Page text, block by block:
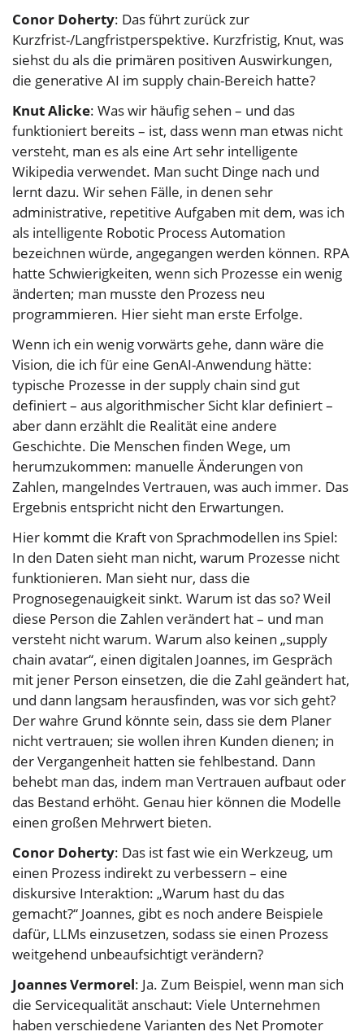
Conor Doherty: Das führt zurück zur
Kurzfrist-/Langfristperspektive. Kurzfristig, Knut, was
siehst du als die primären positiven Auswirkungen,
die generative AI im supply chain-Bereich hatte?
Knut Alicke: Was wir häufig sehen – und das
funktioniert bereits – ist, dass wenn man etwas nicht
versteht, man es als eine Art sehr intelligente
Wikipedia verwendet. Man sucht Dinge nach und
lernt dazu. Wir sehen Fälle, in denen sehr
administrative, repetitive Aufgaben mit dem, was ich
als intelligente Robotic Process Automation
bezeichnen würde, angegangen werden können. RPA
hatte Schwierigkeiten, wenn sich Prozesse ein wenig
änderten; man musste den Prozess neu
programmieren. Hier sieht man erste Erfolge.
Wenn ich ein wenig vorwärts gehe, dann wäre die
Vision, die ich für eine GenAI-Anwendung hätte:
typische Prozesse in der supply chain sind gut
definiert – aus algorithmischer Sicht klar definiert –
aber dann erzählt die Realität eine andere
Geschichte. Die Menschen finden Wege, um
herumzukommen: manuelle Änderungen von
Zahlen, mangelndes Vertrauen, was auch immer. Das
Ergebnis entspricht nicht den Erwartungen.
Hier kommt die Kraft von Sprachmodellen ins Spiel:
In den Daten sieht man nicht, warum Prozesse nicht
funktionieren. Man sieht nur, dass die
Prognosegenauigkeit sinkt. Warum ist das so? Weil
diese Person die Zahlen verändert hat – und man
versteht nicht warum. Warum also keinen „supply
chain avatar“, einen digitalen Joannes, im Gespräch
mit jener Person einsetzen, die die Zahl geändert hat,
und dann langsam herausfinden, was vor sich geht?
Der wahre Grund könnte sein, dass sie dem Planer
nicht vertrauen; sie wollen ihren Kunden dienen; in
der Vergangenheit hatten sie fehlbestand. Dann
behebt man das, indem man Vertrauen aufbaut oder
das Bestand erhöht. Genau hier können die Modelle
einen großen Mehrwert bieten.
Conor Doherty: Das ist fast wie ein Werkzeug, um
einen Prozess indirekt zu verbessern – eine
diskursive Interaktion: „Warum hast du das
gemacht?“ Joannes, gibt es noch andere Beispiele
dafür, LLMs einzusetzen, sodass sie einen Prozess
weitgehend unbeaufsichtigt verändern?
Joannes Vermorel: Ja. Zum Beispiel, wenn man sich
die Servicequalität anschaut: Viele Unternehmen
haben verschiedene Varianten des Net Promoter